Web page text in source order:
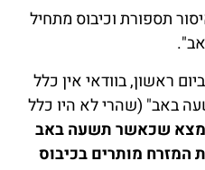
תספורת וכיבוס מתחיל
ראשון, בוודאי אין כלל
באב" (שהרי לא היו כלל
שכאשר תשעה באב
המזרח מותרים בכיבוס